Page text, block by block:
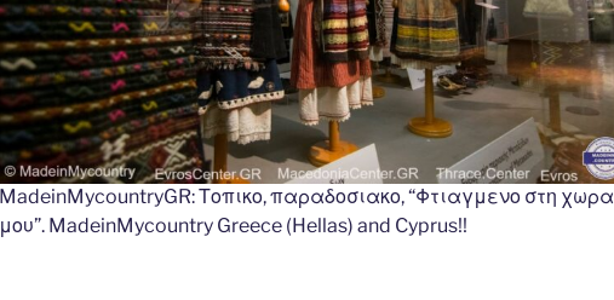
MadeinMycountryGR: Τοπικο, παραδοσιακο, “Φτιαγμενο στη χωρα
μου”. MadeinMycountry Greece (Hellas) and Cyprus!!